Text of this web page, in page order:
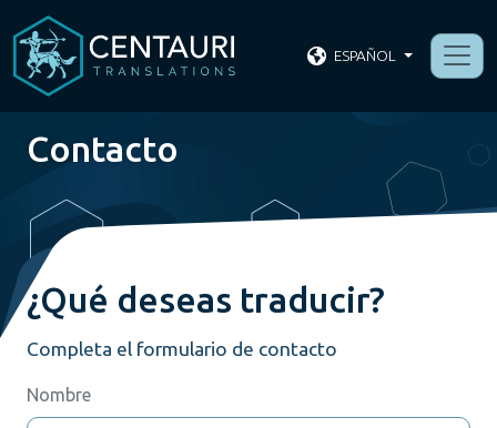
ESPAÑOL
Contacto
¿Qué deseas traducir?
Completa el formulario de contacto
Nombre